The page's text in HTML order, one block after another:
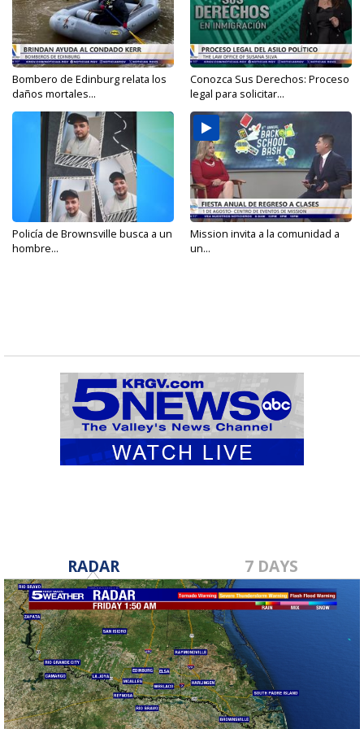
Bombero de Edinburg relata los
daños mortales...
Conozca Sus Derechos: Proceso
legal para solicitar...
Policía de Brownsville busca a un
hombre...
Mission invita a la comunidad a
un...
RADAR 7 DAYS